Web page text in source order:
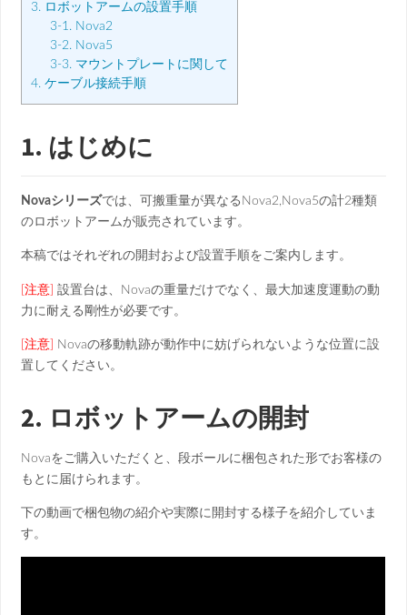
3. ロボットアームの設置手順
3-1. Nova2
3-2. Nova5
3-3. マウントプレートに関して
4. ケーブル接続手順
1. はじめに
Novaシリーズでは、可搬重量が異なるNova2,Nova5の計2種類
のロボットアームが販売されています。
本稿ではそれぞれの開封および設置手順をご案内します。
[注意]設置台は、Novaの重量だけでなく、最大加速度運動の動
力に耐える剛性が必要です。
[注意]
Novaの移動軌跡が動作中に妨げられないような位置に設
置してください。
2. ロボットアームの開封
Novaをご購入いただくと、段ボールに梱包された形でお客様の
もとに届けられます。
下の動画で梱包物の紹介や実際に開封する様子を紹介していま
す。